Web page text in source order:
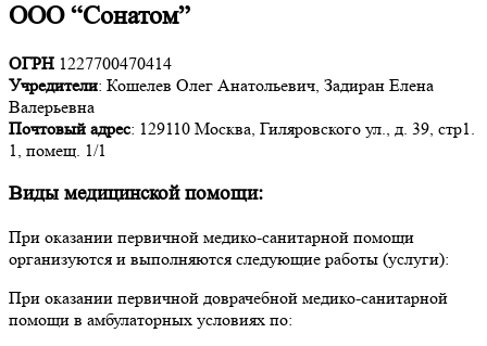
ООО “Сонатом”
ОГРН 1227700470414
Учредители: Кошелев Олег Анатольевич, Задиран Елена
Валерьевна
Почтовый адрес: 129110 Москва, Гиляровского ул., д. 39, стр1.
1, помещ. 1/1
Виды медицинской помощи:
При оказании первичной медико-санитарной помощи
организуются и выполняются следующие работы (услуги):
При оказании первичной доврачебной медико-санитарной
помощи в амбулаторных условиях по: